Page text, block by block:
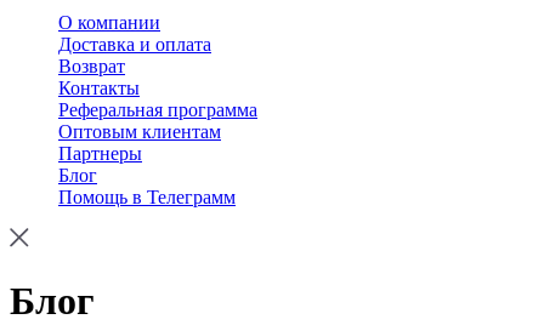
О компании
Доставка и оплата
Возврат
Контакты
Реферальная программа
Оптовым клиентам
Партнеры
Блог
Помощь в Телеграмм
Блог